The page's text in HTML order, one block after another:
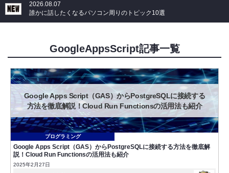
2026.08.07
誰かに話したくなるパソコン周りのトピック10選
GoogleAppsScript記事一覧
Google Apps Script（GAS）からPostgreSQLに接続する
方法を徹底解説！Cloud Run Functionsの活用法も紹介
プログラミング
Google Apps Script（GAS）からPostgreSQLに接続する方法を徹底解
説！Cloud Run Functionsの活用法も紹介
2025年2月27日